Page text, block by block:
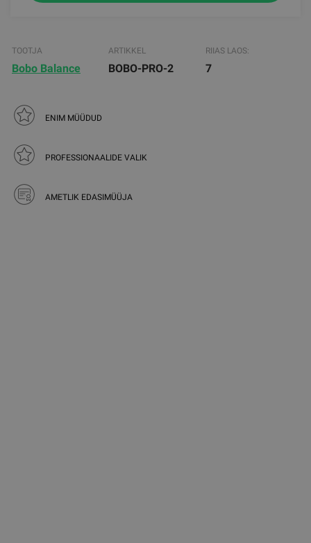
TOOTJA
Bobo Balance
ARTIKKEL
BOBO-PRO-2
RIIAS LAOS:
7
ENIM MÜÜDUD
PROFESSIONAALIDE VALIK
AMETLIK EDASIMÜÜJA